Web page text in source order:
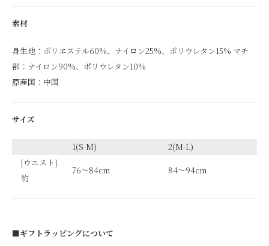
素材
身生地：ポリエステル60%、ナイロン25%、ポリウレタン15% マチ
部：ナイロン90%、ポリウレタン10%
原産国：中国
サイズ
1(S-M)
2(M-L)
[ウエスト]
約
76～84cm 84～94cm
■ギフトラッピングについて